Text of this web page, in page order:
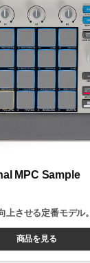
MPC Sample
上させる定番モデル。
商品を見る